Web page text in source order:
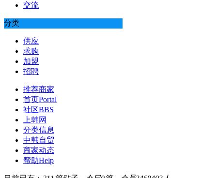
交流
分类
供应
求购
加盟
招聘
推荐商家
首页Portal
社区BBS
上韩网
分类信息
中韩自贸
商家动态
帮助Help